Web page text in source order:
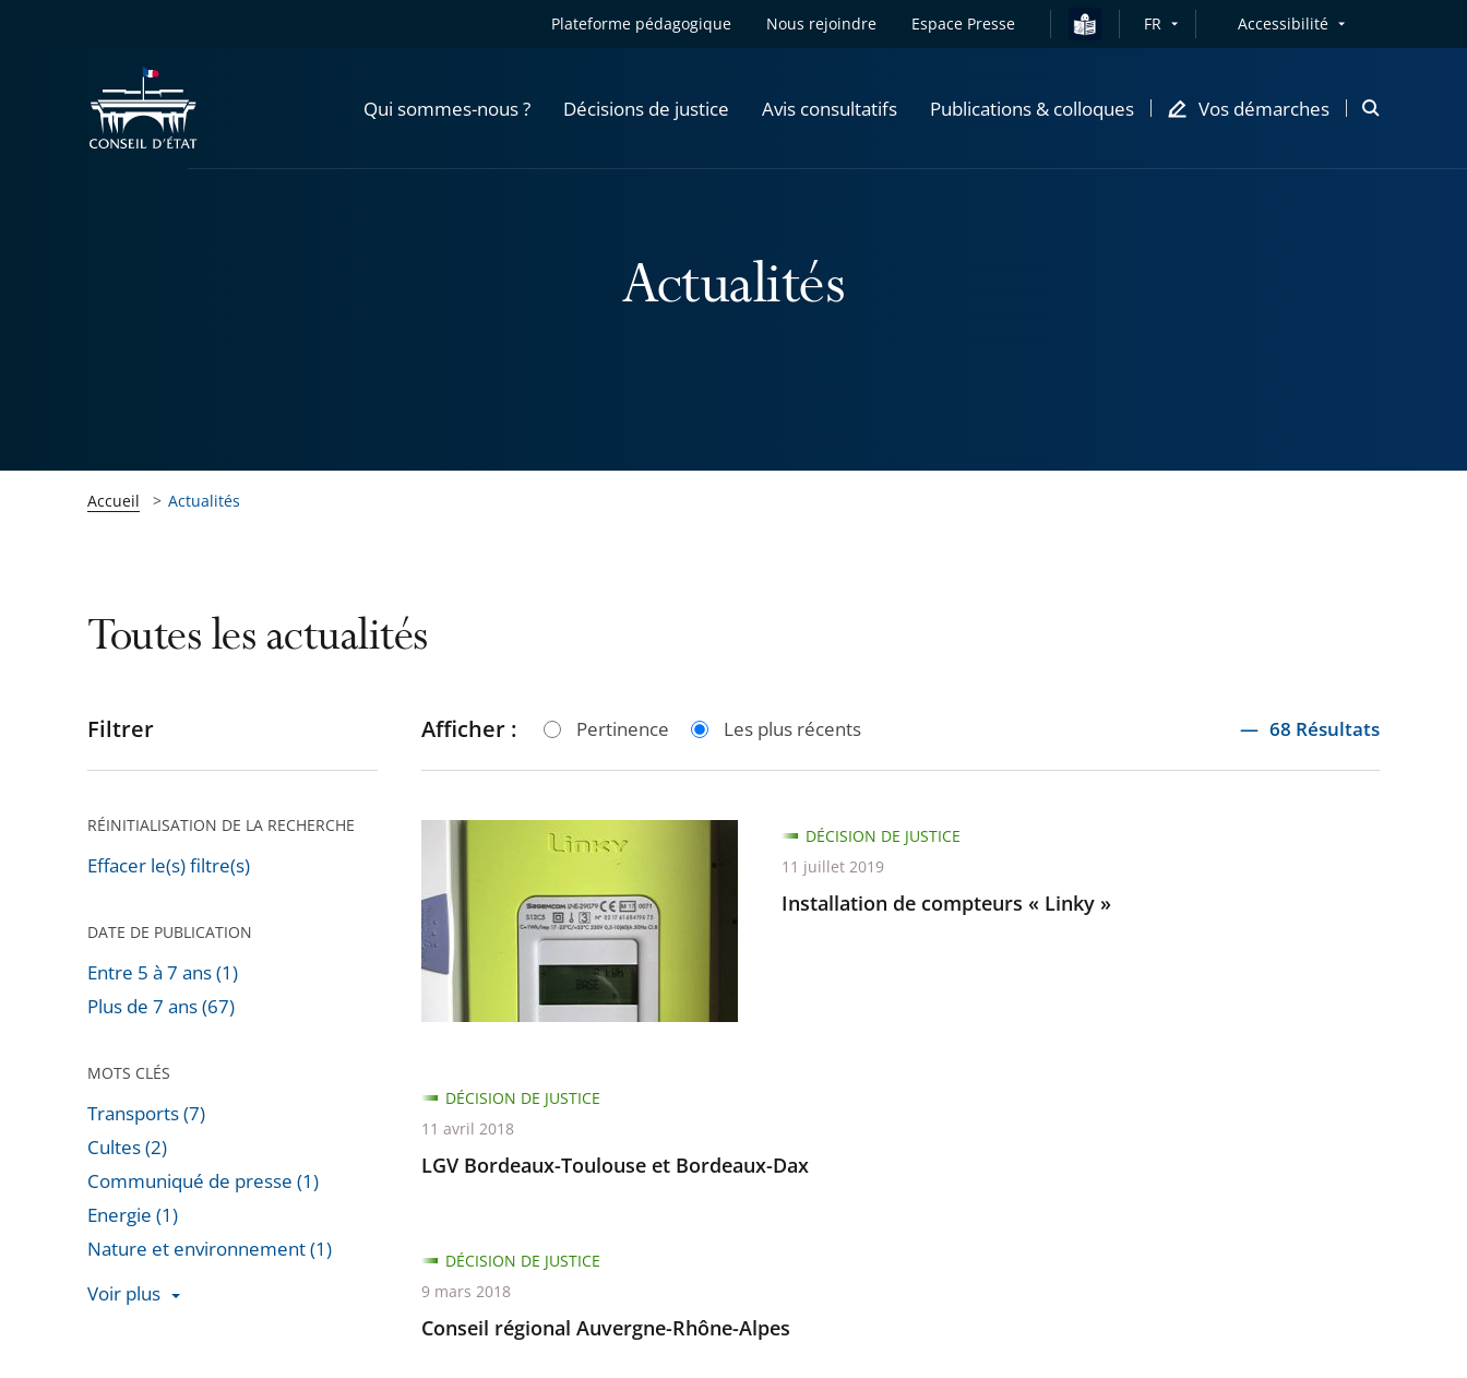
Plateforme pédagogique Nous rejoindre Espace Presse FR Accessibilité
Qui sommes-nous ? Décisions de justice Avis consultatifs Publications & colloques Vos démarches
Ouvrir
Actualités
Accueil Actualités
Toutes les actualités
Passer
pour
après
Filtrer
RÉINITIALISATION DE LA RECHERCHE
Effacer le(s) filtre(s)
DATE DE PUBLICATION
Entre 5 à 7 ans (1)
Plus de 7 ans (67)
MOTS CLÉS
Transports (7)
Cultes (2)
Communiqué de presse (1)
Energie (1)
Nature et environnement (1)
Voir plus
Afficher : Pertinence Les plus récents 68 Résultats
compteurs
«
Linky
Installation de compteurs « Linky »
DÉCISION DE JUSTICE
11 juillet 2019
LGV Bordeaux-Toulouse et Bordeaux-Dax
DÉCISION DE JUSTICE
11 avril 2018
Conseil régional Auvergne-Rhône-Alpes
DÉCISION DE JUSTICE
9 mars 2018